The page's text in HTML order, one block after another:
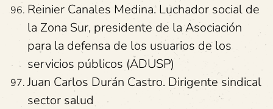
Reinier Canales Medina. Luchador social de
la Zona Sur, presidente de la Asociación
para la defensa de los usuarios de los
servicios públicos (ADUSP)
Juan Carlos Durán Castro. Dirigente sindical
sector salud